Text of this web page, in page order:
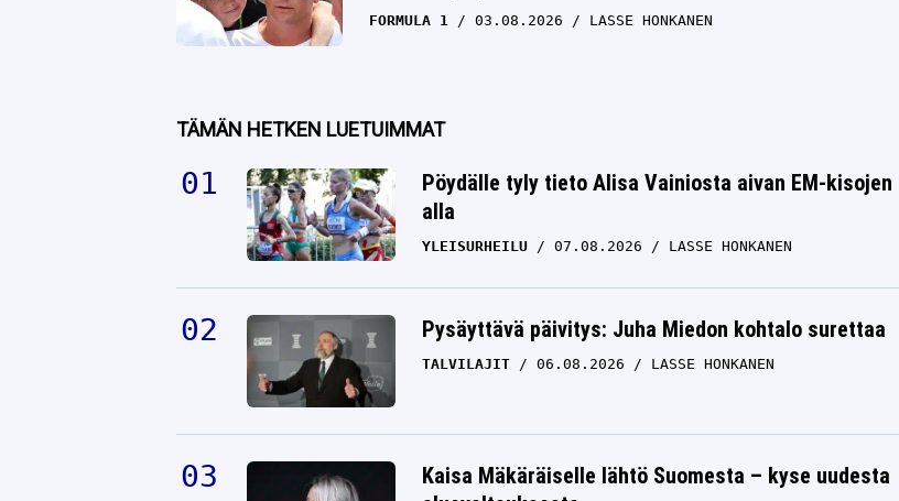
FORMULA 1 03.08.2026 LASSE HONKANEN
TÄMÄN HETKEN LUETUIMMAT
Pöydälle tyly tieto Alisa Vainiosta aivan EM-kisojen
alla
YLEISURHEILU 07.08.2026 LASSE HONKANEN
Pysäyttävä päivitys: Juha Miedon kohtalo surettaa
TALVILAJIT 06.08.2026 LASSE HONKANEN
Kaisa Mäkäräiselle lähtö Suomesta – kyse uudesta